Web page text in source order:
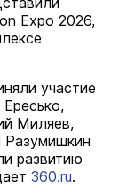
Expo 2026,
участие
Миляев,
Разумишкин
развитию
360.ru.